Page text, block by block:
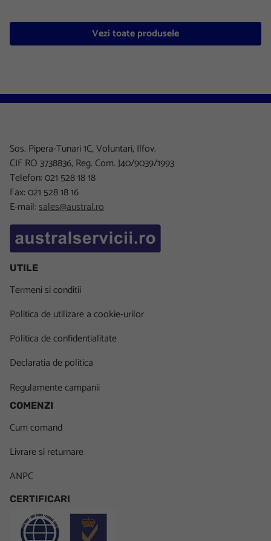
Vezi toate produsele
Sos. Pipera-Tunari 1C, Voluntari, Ilfov.
CIF RO 3738836, Reg. Com. J40/9039/1993
Telefon: 021 528 18 18
Fax: 021 528 18 16
E-mail:sales@austral.ro
UTILE
Termeni si conditii
Politica de utilizare a cookie-urilor
Politica de confidentialitate
Declaratia de politica
Regulamente campanii
COMENZI
Cum comand
Livrare si returnare
ANPC
CERTIFICARI